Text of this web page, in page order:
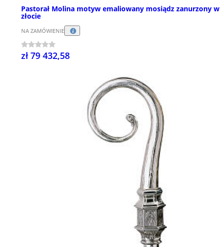
Pastorał Molina motyw emaliowany mosiądz zanurzony w
złocie
NA ZAMÓWIENIE
zł 79 432,58